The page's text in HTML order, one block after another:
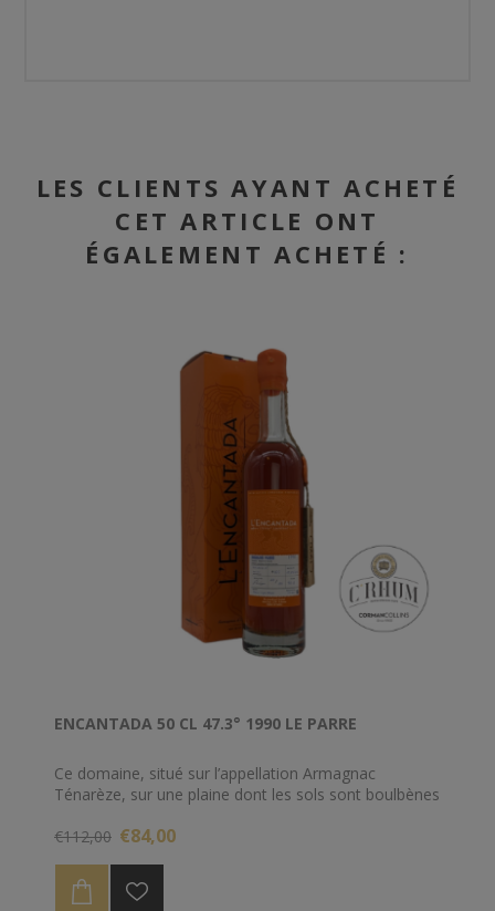
LES CLIENTS AYANT ACHETÉ
CET ARTICLE ONT
ÉGALEMENT ACHETÉ :
ENCANTADA 50 CL 47.3° 1990 LE PARRE
Ce domaine, situé sur l’appellation Armagnac
Ténarèze, sur une plaine dont les sols sont boulbènes
€112,00 €84,00